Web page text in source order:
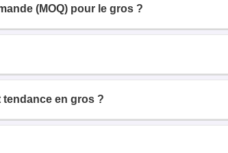
(MOQ) pour le gros ?
en gros ?